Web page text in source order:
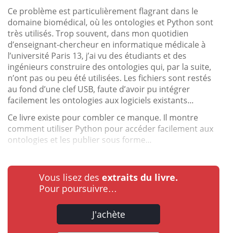
Ce problème est particulièrement flagrant dans le
domaine biomédical, où les ontologies et Python sont
très utilisés. Trop souvent, dans mon quotidien
d’enseignant-chercheur en informatique médicale à
l’université Paris 13, j’ai vu des étudiants et des
ingénieurs construire des ontologies qui, par la suite,
n’ont pas ou peu été utilisées. Les fichiers sont restés
au fond d’une clef USB, faute d’avoir pu intégrer
facilement les ontologies aux logiciels existants...
Ce livre existe pour combler ce manque. Il montre
comment utiliser Python pour accéder facilement aux
ontologies et les publier sous forme...
Vous lisez des extraits du livre.
Pour poursuivre…
J'achète